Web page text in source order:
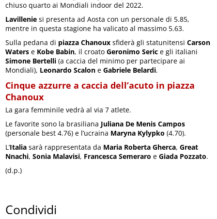
chiuso quarto ai Mondiali indoor del 2022.
Lavillenie si presenta ad Aosta con un personale di 5.85,
mentre in questa stagione ha valicato al massimo 5.63.
Sulla pedana di piazza Chanoux sfiderà gli statunitensiCarson
Waters e Kobe Babin, il croatoGeronimo Seric e gli italiani
Simone Bertelli (a caccia del minimo per partecipare ai
Mondiali), Leonardo Scalon eGabriele Belardi.
Cinque azzurre a caccia dell’acuto in piazza
Chanoux
La gara femminile vedrà al via 7 atlete.
Le favorite sono la brasiliana Juliana De Menis Campos
(personale best 4.76) e l’ucraina Maryna Kylypko (4.70).
L’Italia sarà rappresentata da Maria Roberta Gherca,Great
Nnachi,Sonia Malavisi, Francesca Semeraro eGiada Pozzato.
(d.p.)
Condividi